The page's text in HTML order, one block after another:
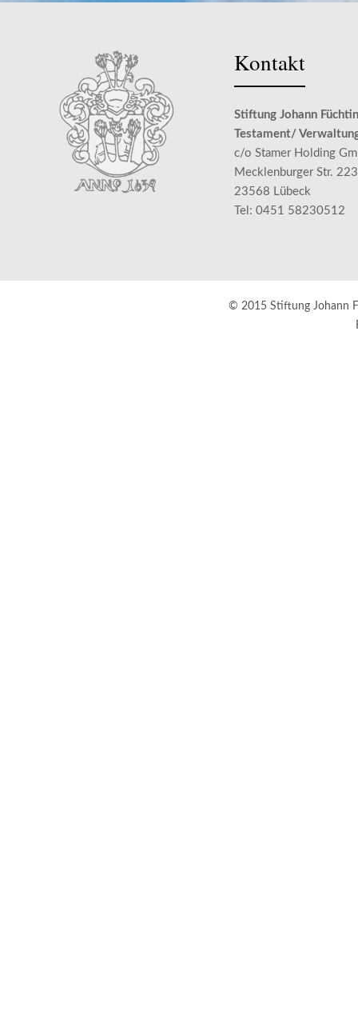
Kontakt
Stiftung Johann
Testament/
c/o Stamer Holding
Mecklenburger Str. 223
23568 Lübeck
Tel: 0451 58230512
© 2015 Stiftung Johann